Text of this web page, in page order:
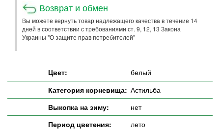
Возврат и обмен
Вы можете вернуть товар надлежащего качества в течение 14
дней в соответствии с требованиями ст. 9, 12, 13 Закона
Украины "О защите прав потребителей"
Цвет:
белый
Категория корневища: Астильба
Выкопка на зиму:
нет
Период цветения:
лето